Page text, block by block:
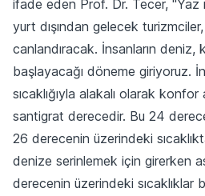
ifade eden Prof. Dr. Tecer, "Yaz
yurt dışından gelecek
canlandıracak. İnsanların deniz,
başlayacağı döneme giriyoruz.
sıcaklığıyla alakalı olarak konfor
santigrat derecedir. Bu 24
26 derecenin üzerindeki
denize serinlemek için girerken
derecenin üzerindeki sıcaklıklar